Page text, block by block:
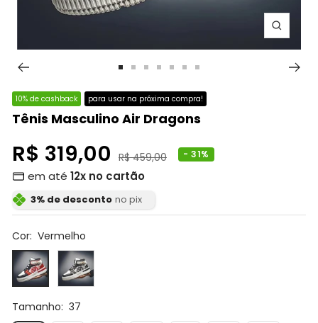
Zoom
ao
slide
1
ao
slide
2
ao
slide
3
ao
slide
4
ao
slide
5
ao
slide
6
ao
slide
7
10% de cashback para usar na próxima compra!
Tênis Masculino Air Dragons
Preço
promocional
R$ 319,00 Preço
normal
R$ 459,00 - 31%
em até 12x no cartão
3% de desconto no pix
Cor: Vermelho
Vermelho Preto
Tamanho: 37